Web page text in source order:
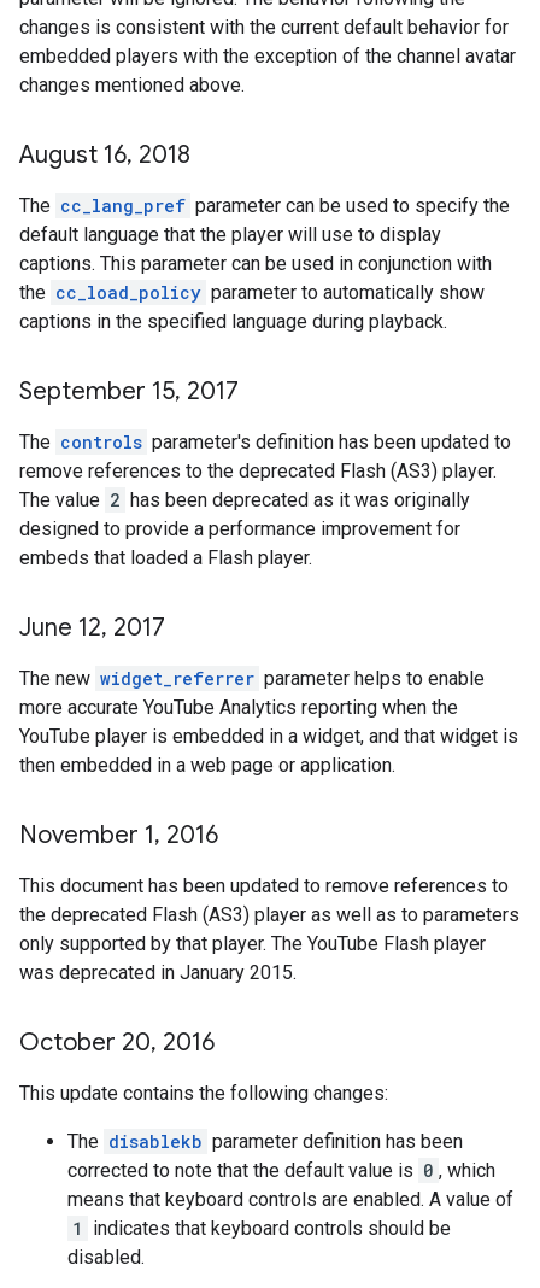
changes is consistent with the current default behavior for
embedded players with the exception of the channel avatar
changes mentioned above.
August 16, 2018
The cc_lang_pref parameter can be used to specify the
default language that the player will use to display
captions. This parameter can be used in conjunction with
the cc_load_policy parameter to automatically show
captions in the specified language during playback.
September 15, 2017
The controls parameter's definition has been updated to
remove references to the deprecated Flash (AS3) player.
The value 2 has been deprecated as it was originally
designed to provide a performance improvement for
embeds that loaded a Flash player.
June 12, 2017
The new widget_referrer parameter helps to enable
more accurate YouTube Analytics reporting when the
YouTube player is embedded in a widget, and that widget is
then embedded in a web page or application.
November 1, 2016
This document has been updated to remove references to
the deprecated Flash (AS3) player as well as to parameters
only supported by that player. The YouTube Flash player
was deprecated in January 2015.
October 20, 2016
This update contains the following changes:
The disablekb parameter definition has been
corrected to note that the default value is 0 , which
means that keyboard controls are enabled. A value of
1
indicates that keyboard controls should be
disabled.